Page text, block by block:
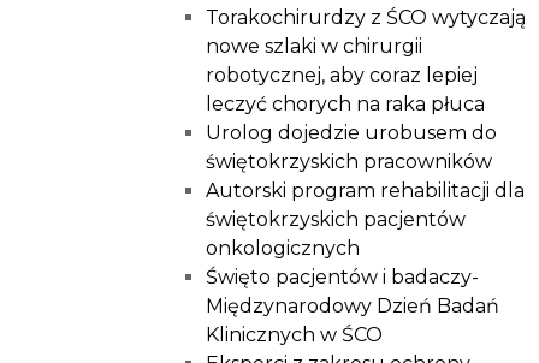
Torakochirurdzy z ŚCO wytyczają
nowe szlaki w chirurgii
robotycznej, aby coraz lepiej
leczyć chorych na raka płuca
Urolog dojedzie urobusem do
świętokrzyskich pracowników
Autorski program rehabilitacji dla
świętokrzyskich pacjentów
onkologicznych
Święto pacjentów i badaczy-
Międzynarodowy Dzień Badań
Klinicznych w ŚCO